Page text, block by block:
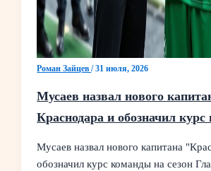
Роман Зайцев/31 июля, 2026
Мусаев назвал нового
Краснодара и обозначил курс
Мусаев назвал нового капитана
обозначил курс команды на сезон